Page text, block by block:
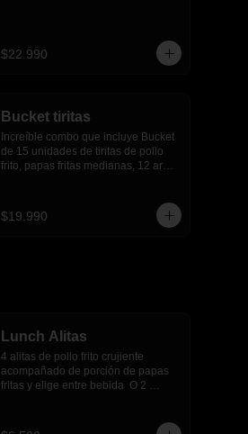
$22.990
Bucket tiritas
Increíble combo que incluye Bucket
de 15 unidades de tiritas de pollo
frito, papas fritas medianas, 12 aros
$19.990
Lunch Alitas
4 alitas de pollo frito crujiente
acompañado de porción de papas
fritas y elige entre bebida  O 2